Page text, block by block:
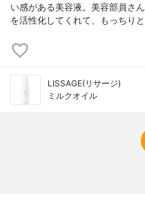
い感がある美容液。美容部員さ
を活性化してくれて、もっちり
LISSAGE(リサージ)
ミルクオイル